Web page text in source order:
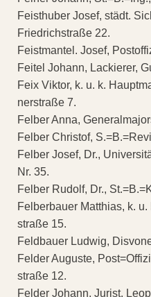
Feisthuber Josef, städt.
Friedrichstraße 22.
Feistmantel. Josef,
Feitel Johann, Lackierer,
Feix Viktor, k. u. k.
nerstraße 7.
Felber Anna,
Felber Christof,
Felber Josef, Dr.,
Nr. 35.
Felber Rudolf, Dr.,
Felberbauer Matthias, k.
straße 15.
Feldbauer Ludwig,
Felder Auguste,
straße 12.
Felder Johann, Jurist,